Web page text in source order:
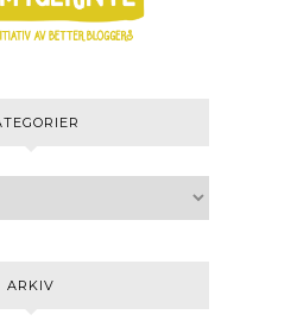
ARKIV